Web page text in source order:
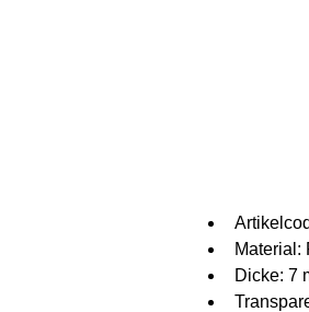
Material:
Dicke: 7